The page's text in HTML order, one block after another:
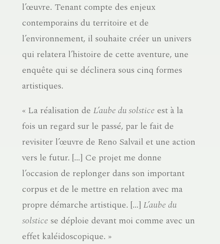
l’œuvre. Tenant compte des enjeux
contemporains du territoire et de
l’environnement, il souhaite créer un univers
qui relatera l’histoire de cette aventure, une
enquête qui se déclinera sous cinq formes
artistiques.
« La réalisation de L’aube du solstice est à la
fois un regard sur le passé, par le fait de
revisiter l’œuvre de Reno Salvail et une action
vers le futur. […] Ce projet me donne
l’occasion de replonger dans son important
corpus et de le mettre en relation avec ma
propre démarche artistique. […] L’aube du
solstice se déploie devant moi comme avec un
effet kaléidoscopique. »